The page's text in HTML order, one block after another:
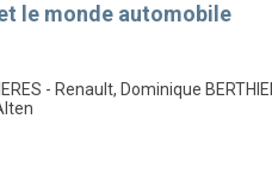
le monde automobile
- Renault, Dominique